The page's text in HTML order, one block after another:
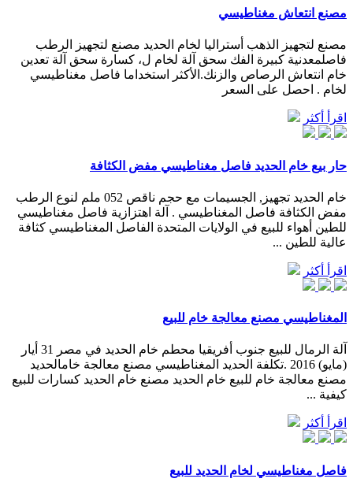
مصنع انتعاش مغناطيسي
مصنع لتجهيز الذهب أستراليا لخام الحديد مصنع لتجهيز الرطب
فاصلمعدنية كبيرة الفك سحق آلة لخام ل، كسارة سحق آلة تعدين
خام انتعاش الرصاص والزنك.الأكثر استخداما فاصل مغناطيسي
لخام . احصل على السعر
اقرأ أكثر
حار بيع خام الحديد فاصل مغناطيسي مفض الكثافة
خام الحديد تجهيز, الجسيمات مع حجم ناقص 052 ملم لنوع الرطب
مفض الكثافة فاصل المغناطيسي . آلة اهتزازية فاصل مغناطيسي
للطين أهواء للبيع في الولايات المتحدة الفاصل المغناطيسي كثافة
عالية للطين ...
اقرأ أكثر
المغناطيسي مصنع معالجة خام للبيع
آلة الرمال للبيع جنوب أفريقيا محطم خام الحديد في مصر 31 أيار
(مايو) 2016 .تكلفة الحديد المغناطيسي مصنع معالجة خامالحديد
مصنع معالجة خام للبيع خام الحديد مصنع خام الحديد كسارات للبيع
كيفية ...
اقرأ أكثر
فاصل مغناطيسي لخام الحديد للبيع